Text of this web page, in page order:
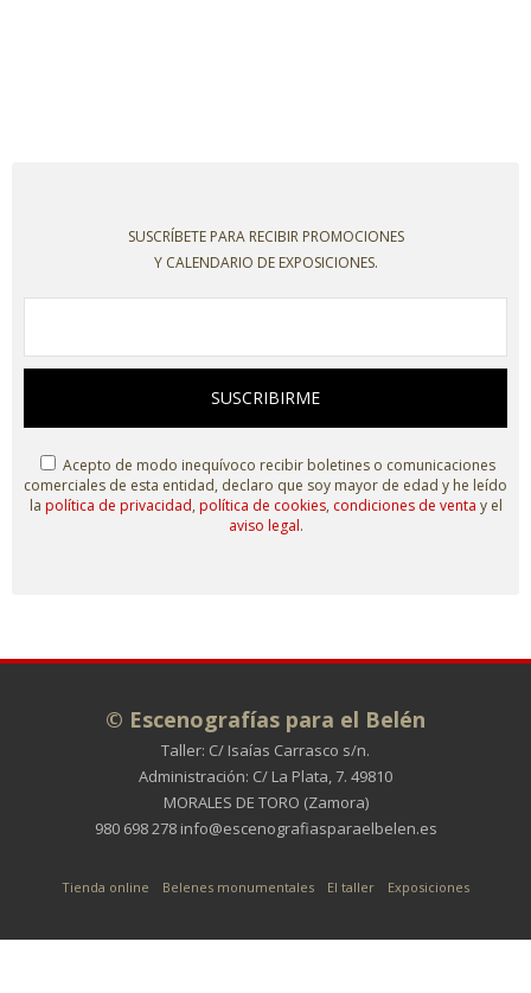
SUSCRÍBETE PARA RECIBIR PROMOCIONES
Y CALENDARIO DE EXPOSICIONES.
SUSCRIBIRME
Acepto de modo inequívoco recibir boletines o comunicaciones
comerciales de esta entidad, declaro que soy mayor de edad y he leído
la política de privacidad, política de cookies, condiciones de venta y el
aviso legal.
© Escenografías para el Belén
Taller: C/ Isaías Carrasco s/n.
Administración: C/ La Plata, 7. 49810
MORALES DE TORO (Zamora)
980 698 278 info@escenografiasparaelbelen.es
Tienda online Belenes monumentales El taller Exposiciones